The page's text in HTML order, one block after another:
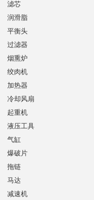
滤芯
润滑脂
平衡头
过滤器
烟熏炉
绞肉机
加热器
冷却风扇
起重机
液压工具
气缸
爆破片
拖链
马达
减速机